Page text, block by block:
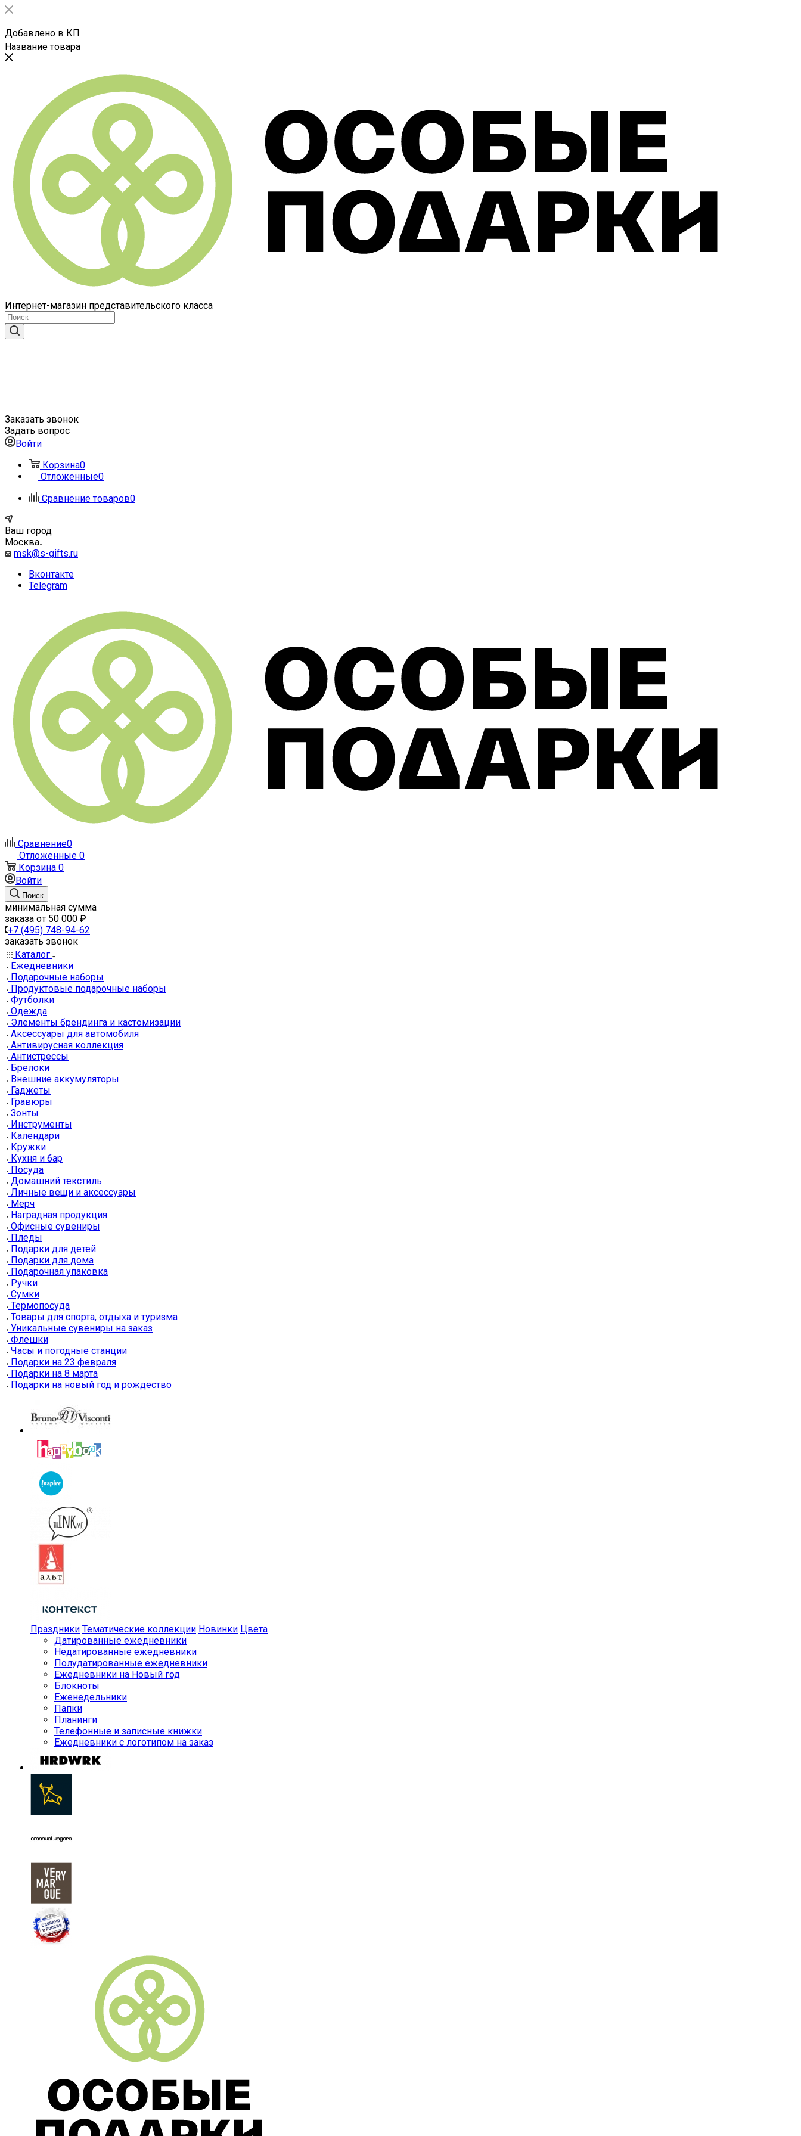
Добавлено в КП
Название товара
Интернет-магазин представительского класса
Заказать звонок
Задать вопрос
Войти
Корзина0
Отложенные0
Сравнение товаров0
Ваш город
Москва
msk@s-gifts.ru
Вконтакте
Telegram
Сравнение0
Отложенные 0
Корзина 0
Войти
Поиск
минимальная сумма
заказа от 50 000 ₽
+7 (495) 748-94-62
заказать звонок
Каталог
Ежедневники
Подарочные наборы
Продуктовые подарочные наборы
Футболки
Одежда
Элементы брендинга и кастомизации
Аксессуары для автомобиля
Антивирусная коллекция
Антистрессы
Брелоки
Внешние аккумуляторы
Гаджеты
Гравюры
Зонты
Инструменты
Календари
Кружки
Кухня и бар
Посуда
Домашний текстиль
Личные вещи и аксессуары
Мерч
Наградная продукция
Офисные сувениры
Пледы
Подарки для детей
Подарки для дома
Подарочная упаковка
Ручки
Сумки
Термопосуда
Товары для спорта, отдыха и туризма
Уникальные сувениры на заказ
Флешки
Часы и погодные станции
Подарки на 23 февраля
Подарки на 8 марта
Подарки на новый год и рождество
Праздники Тематические коллекции Новинки Цвета
Датированные ежедневники
Недатированные ежедневники
Полудатированные ежедневники
Ежедневники на Новый год
Блокноты
Еженедельники
Папки
Планинги
Телефонные и записные книжки
Ежедневники с логотипом на заказ